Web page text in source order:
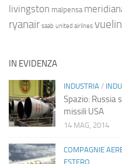
livingston malpensa
ryanair saab united airlines
IN EVIDENZA
INDUSTRIA /
Spazio: Russia
missili USA
14 MAG, 2014
COMPAGNIE
ESTERO